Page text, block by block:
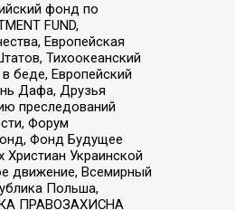
фонд по
FUND,
Европейская
Тихоокеанский
беде, Европейский
Дафа, Друзья
преследований
Форум
Фонд Будущее
Украинской
движение, Всемирный
Польша,
ПРАВОЗАХИСНА